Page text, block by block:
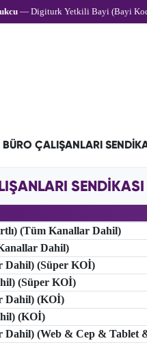
— Digiturk Yetkili Bayi (Bayi
ÇALIŞANLARI
(Tüm Kanallar Dahil)
Dahil)
Dahil) (Süper KOİ)
(Süper KOİ)
Dahil) (KOİ)
(KOİ)
Dahil) (Web & Cep & Tablet